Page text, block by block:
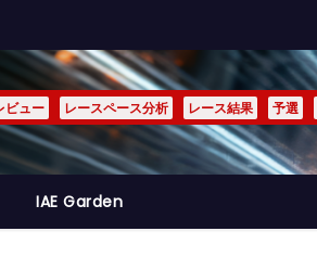
ビュー レースペース分析 レース結果 予選
IAE Garden